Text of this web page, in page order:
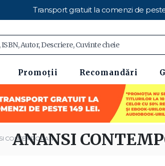
Transport gratuit la comenzi de
Promoții Recomandări
CONTEMPORAN
ANANSI